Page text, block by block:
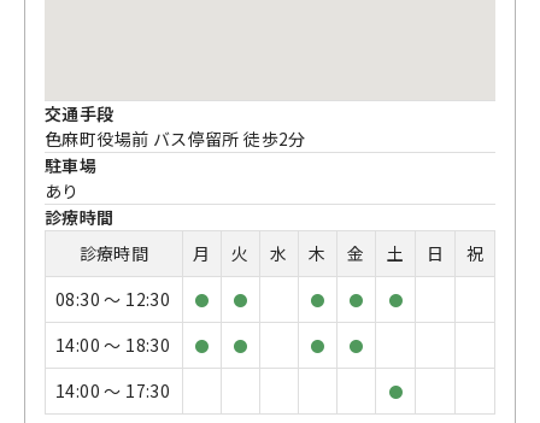
交通手段
色麻町役場前 バス停留所 徒歩2分
駐車場
あり
診療時間
診療時間
月 火 水 木 金 土 日
祝
08:30 〜 12:30
● ● ● ● ●
14:00 〜 18:30 ● ● ● ●
14:00 〜 17:30 ●